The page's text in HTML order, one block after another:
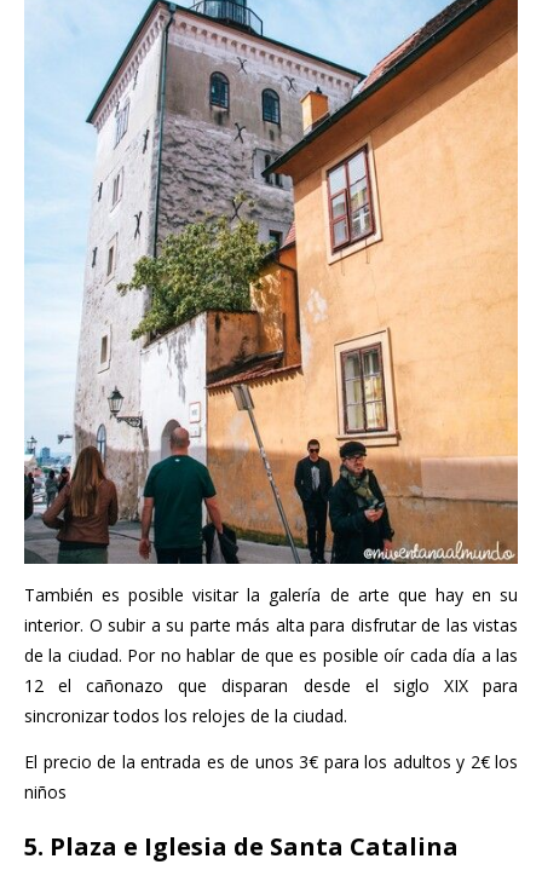
También es posible visitar la galería de arte que hay en su
interior. O subir a su parte más alta para disfrutar de las vistas
de la ciudad. Por no hablar de que es posible oír cada día a las
12 el cañonazo que disparan desde el siglo XIX para
sincronizar todos los relojes de la ciudad.
El precio de la entrada es de unos 3€ para los adultos y 2€ los
niños
5. Plaza e Iglesia de Santa Catalina